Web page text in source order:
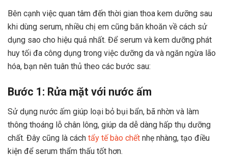
Bên cạnh việc quan tâm đến thời gian thoa kem dưỡng sau
khi dùng serum, nhiều chị em cũng băn khoăn về cách sử
dụng sao cho hiệu quả nhất. Để serum và kem dưỡng phát
huy tối đa công dụng trong việc dưỡng da và ngăn ngừa lão
hóa, bạn nên tuân thủ theo các bước sau:
Bước 1: Rửa mặt với nước ấm
Sử dụng nước ấm giúp loại bỏ bụi bẩn, bã nhờn và làm
thông thoáng lỗ chân lông, giúp da dễ dàng hấp thụ dưỡng
chất. Đây cũng là cách tẩy tế bào chết nhẹ nhàng, tạo điều
kiện để serum thẩm thấu tốt hơn.